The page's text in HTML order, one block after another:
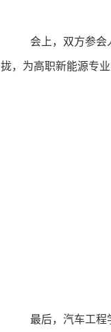
会上，双方参会
拢，为高职新能源专业
最后，汽车工程